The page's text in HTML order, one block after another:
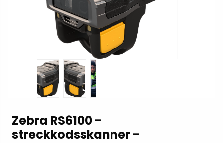
Zebra RS6100 -
streckkodsskanner -